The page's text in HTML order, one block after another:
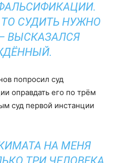
СУДИТЬ НУЖНО
ВЫСКАЗАЛСЯ
попросил суд
оправдать его по трём
суд первой инстанции
НА МЕНЯ